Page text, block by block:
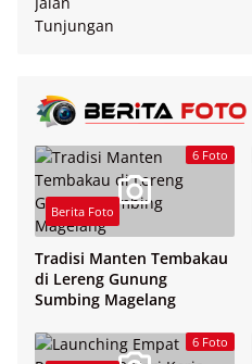
6 Foto
Berita Foto
Tradisi Manten Tembakau
di Lereng Gunung
Sumbing Magelang
6 Foto